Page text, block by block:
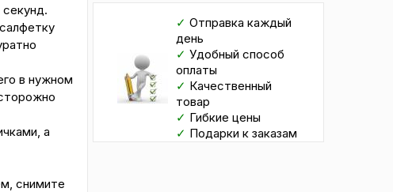
в нужном
а
снимите
✓ Отправка каждый
день
✓ Удобный способ
оплаты
✓ Качественный
товар
✓ Гибкие цены
✓ Подарки к заказам